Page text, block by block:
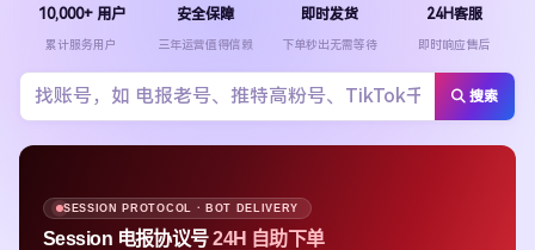
10,000+ 用户
累计服务用户
安全保障
三年运营值得信赖
即时发货
下单秒出无需等待
24H客服
即时响应售后
搜索
SESSION PROTOCOL · BOT DELIVERY
Session 电报协议号24H 自助下单